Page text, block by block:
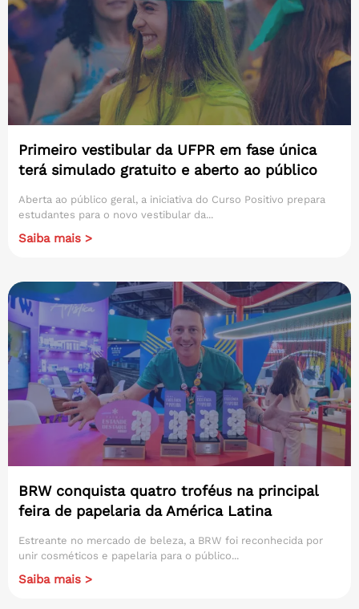
Primeiro vestibular da UFPR em fase única
terá simulado gratuito e aberto ao público
Aberta ao público geral, a iniciativa do Curso Positivo prepara
estudantes para o novo vestibular da...
Saiba mais >
BRW conquista quatro troféus na principal
feira de papelaria da América Latina
Estreante no mercado de beleza, a BRW foi reconhecida por
unir cosméticos e papelaria para o público...
Saiba mais >